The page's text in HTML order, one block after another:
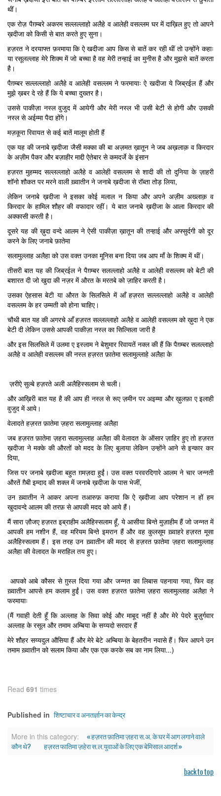
थीं।
एक रोज़ पैग़म्बरे अकरम सल्लल्लाहो अलैहे व आलेही वसल्लम घर में दाख़िल हुए तो आपने
ख़दीजा को किसी से बात करते हुए सुना।
हज़रत ने दरयाफ्त फ़रमाया कि ऐ खदीजा आप किस से बातें कर रही थीं तो उन्होंने कहाः
या रसूलल्लाह मेरे शिक्म में जो बच्चा है वह मेरी तन्हाई का मुनीस है और मुझसे बातें करता
है।
पैग़म्बर सल्लल्लाहो अलैहे व आलेही वसल्लम ने फरमायाः ऐ खदीजा ये जिब्रईल हैं और
मुझे ख़बर दे रहे हैं कि ये बच्चा दुख्तर है।
उससे पाकीज़ा नस्ल वुजुद में आयेगी और मेरी नस्ल भी उसी बेटी से होगी और उसकी
नस्ल से अईम्मा पैदा होंगे।
मज़कूरा रिवायत से कई बातें मालूम होती हैं
एक यह की जनाबे ख़दीजा जैसी मक्का की बा अज़मत ख़ातून ने जब अख़लाक़ व किरदार
के अज़ीम पैकर और बज़ाहीर माद्दी ऐतेबार से कमदर्जे के इंसान
हज़रत मुहम्मद सल्लल्लाहो अलैहे व आलेही वसल्लम से शादी की तो दुनिया के ज़ाहरी
शॉनो शौकत पर मरने वाली ख़्वातीन ने जनाबे ख़दीजा से रॉब्ता तोड़ लिया,
लेकिन जनाबे ख़दीजा ने इसका कोई मलाल न किया और अपने अज़ीम अख्लाक़ व
किरदार के हामिल शौहर की वफादार रहीं। ये बात जनाबे ख़दीजा के आला किरदार की
अक्कासी करती है।
दूसरे यह की ख़ुदा वन्दे आलम ने ऐसी पाकीज़ा ख़ातून की तन्हाई और अफ्सुर्दगी को दूर
करने के लिए जनाबे फ़ातेमा
सलामुल्लाह अलैहा को उस वक्त उनका मूनिस बना दिया जब आप माँ के शिक्म में थीं।
तीसरी बात यह की जिब्रईल ने पैग़म्बर सलल्लाहो अलैहे व आलेही वसल्लम को बेटी की
बशारत दी जो खुदा की नज़र में औरत के मरतबे को ज़ाहिर करती है।
उसका ऐहसास बेटी या औरत के सिलसिले में आँ हज़रत सल्लल्लाहो अलैहे व आलेही
वसल्लम के हर उम्मती को होना चाहिए।
चौथी बात यह की अगरचे आँ हज़रत सल्लल्लाहो अलैहे व आलेही वसल्लम को ख़ुदा ने एक
बेटी दी लेकिन उससे आपकी पाकीज़ा नस्ल का सिल्सिला जारी है
और इस सिलसिले में उलमा ए इस्लाम ने बेशुमार रिवायतें नक्ल की हैं कि पैग़म्बर सलल्लाहो
अलैहे व आलेही वसल्लम की नस्ल हज़रत फ़ातेमा सलामुल्लाहे अलैहा के
ज़रीऐ सुल्बे हज़रते अली अलैहिस्सलाम से चली।
और आख़िरी बात यह है की आप ही नस्ल से रूए ज़मीन पर अइम्मा और ख़ुलफ़ा ए इलाही
वुजुद में आये।
वेलादते हज़रत फ़ातेमा ज़हरा सलामुल्लाह अलैहा
जब हज़रत फ़ातेमा ज़हरा सलामुल्लाह अलैहा की वेलादत के ऑसार ज़ाहिर हुए तो हज़रत
ख़दीजा ने मक्के की औरतों को मदद के लिए बुलाया लेकिन उन्होंने आने से इन्कार कर
दिया,
जिस पर जनाबे ख़दीजा बहुत ग़मज़दा हुईं। उस वक्त परवरदिगारे आलम ने चार जन्नती
औरतें ग़ैबी इम्दाद की शक्ल में जनाबे ख़दीजा के पास भेजीं,
उन ख़्वातीन ने आकर अपना तआरुफ़ कराया कि ऐ ख़दीजा आप परेशान न हों हम
खुदावन्दे आलम की तरफ़ से आपकी मदद को आये हैं।
मैं सारा ज़ौजए हज़रत इब्राहीम अलैहिस्सलाम हूँ, ये आसीया बिन्ते मुज़ाहीम हैं जो जन्नत में
आपकी हम नशीन हैं, वह मरियम बिन्ते इमरान हैं और वह कुलसूम ख़्वाहरे हज़रत मूसा
अलैहिस्सलाम हैं। इस तरह उन ख़्वातीन की मदद से हज़रत फ़ातेमा ज़हरा सलामुल्लाह
अलैहा की वेलादत के मराहिल तय हुए।
आपको आबे कौसर से ग़ुस्ल दिया गया और जन्नत का लिबास पहनाया गया, फिर वह
ख़्वातीन आपसे हम कलाम हुईं। उस वक्त हज़रत फ़ातेमा ज़हरा सलामुल्लाह अलैहा ने
फरमायाः
(मैं गवाही देती हूँ कि अल्लाह के सिवा कोई और माबूद नहीं है और मेरे पेदरे बुज़ुर्गवार
अल्लाह के रसूल और तमाम अम्बिया के सय्यदो सरदार हैं
मेरे शौहर सय्यदुल औसिया हैं और मेरे बेटे अम्बिया के बेहतरीन नवासे हैं। फिर आपने उन
तमाम ख़्वातीन को सलाम किया और एक एक करके सब का नाम लिया...)
Read 691 times
Published in शिष्टाचार व अनतर्ज्ञान का केन्द्र
More in this category:
« हज़रत फ़ातिमा ज़हरा स.अ. के घर में आग लगाने वाले
कौन थे?
हज़रत फातिमा ज़हेरा स.ल.युवाओं के लिए एक बेमिसाल आदर्श »
back to top